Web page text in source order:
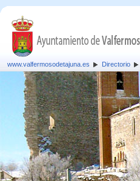
www.valfermosodetajuna.es Directorio